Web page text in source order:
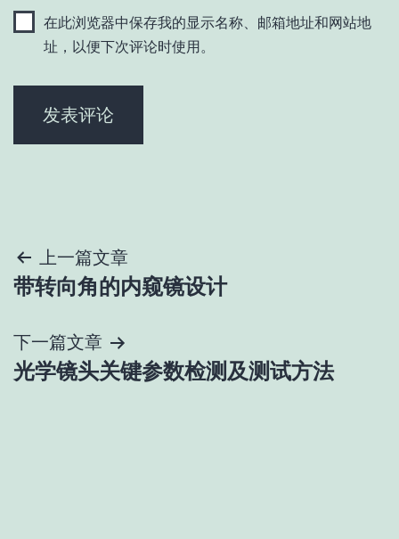
在此浏览器中保存我的显示名称、邮箱地址和网站地
址，以便下次评论时使用。
文
章
导
航
上一篇文章
带转向角的内窥镜设计
下一篇文章
光学镜头关键参数检测及测试方法